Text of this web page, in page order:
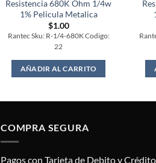
Resistencia 680K Ohm 1/4w
1% Pelicula Metalica
$1.00
Rantec Sku: R-1/4-680K Codigo:
22
AÑADIR AL CARRITO
COMPRA SEGURA
Pagos con Tarjeta de Debito y